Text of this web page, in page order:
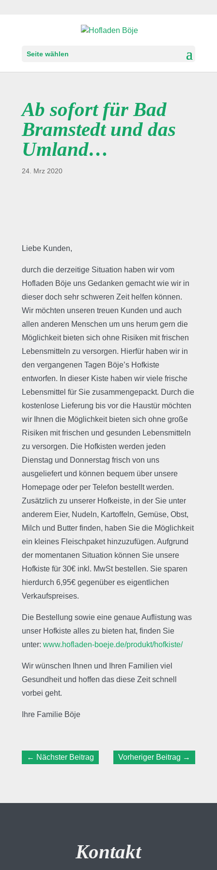
Seite wählen
Ab sofort für Bad
Bramstedt und das
Umland…
24. Mrz 2020
Liebe Kunden,
durch die derzeitige Situation haben wir vom
Hofladen Böje uns Gedanken gemacht wie wir in
dieser doch sehr schweren Zeit helfen können.
Wir möchten unseren treuen Kunden und auch
allen anderen Menschen um uns herum gern die
Möglichkeit bieten sich ohne Risiken mit frischen
Lebensmitteln zu versorgen. Hierfür haben wir in
den vergangenen Tagen Böje’s Hofkiste
entworfen. In dieser Kiste haben wir viele frische
Lebensmittel für Sie zusammengepackt. Durch die
kostenlose Lieferung bis vor die Haustür möchten
wir Ihnen die Möglichkeit bieten sich ohne große
Risiken mit frischen und gesunden Lebensmitteln
zu versorgen. Die Hofkisten werden jeden
Dienstag und Donnerstag frisch von uns
ausgeliefert und können bequem über unsere
Homepage oder per Telefon bestellt werden.
Zusätzlich zu unserer Hofkeiste, in der Sie unter
anderem Eier, Nudeln, Kartoffeln, Gemüse, Obst,
Milch und Butter finden, haben Sie die Möglichkeit
ein kleines Fleischpaket hinzuzufügen. Aufgrund
der momentanen Situation können Sie unsere
Hofkiste für 30€ inkl. MwSt bestellen. Sie sparen
hierdurch 6,95€ gegenüber es eigentlichen
Verkaufspreises.
Die Bestellung sowie eine genaue Auflistung was
unser Hofkiste alles zu bieten hat, finden Sie
unter: www.hofladen-boeje.de/produkt/hofkiste/
Wir wünschen Ihnen und Ihren Familien viel
Gesundheit und hoffen das diese Zeit schnell
vorbei geht.
Ihre Familie Böje
← Nächster Beitrag Vorheriger Beitrag →
Kontakt